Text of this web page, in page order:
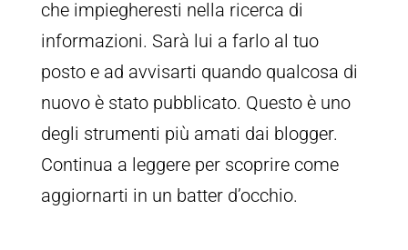
che impiegheresti nella ricerca di
informazioni. Sarà lui a farlo al tuo
posto e ad avvisarti quando qualcosa di
nuovo è stato pubblicato. Questo è uno
degli strumenti più amati dai blogger.
Continua a leggere per scoprire come
aggiornarti in un batter d’occhio.